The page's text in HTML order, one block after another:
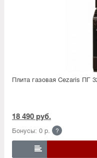
Плита газовая Cezaris ПГ
18 490 руб.
Бонусы: 0 р. ?
